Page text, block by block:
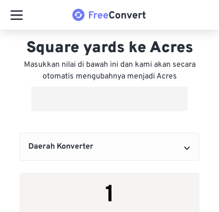
Square yards ke Acres
Masukkan nilai di bawah ini dan kami akan secara
otomatis mengubahnya menjadi Acres